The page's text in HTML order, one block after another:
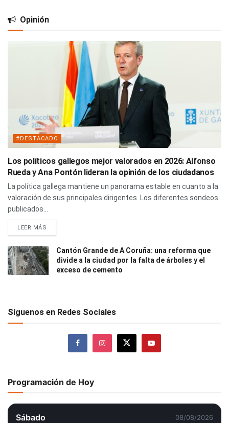
Opinión
#DESTACADO
Los políticos gallegos mejor valorados en 2026: Alfonso
Rueda y Ana Pontón lideran la opinión de los ciudadanos
La política gallega mantiene un panorama estable en cuanto a la
valoración de sus principales dirigentes. Los diferentes sondeos
publicados...
LEER MÁS
Cantón Grande de A Coruña: una reforma que
divide a la ciudad por la falta de árboles y el
exceso de cemento
Síguenos en Redes Sociales
Programación de Hoy
Sábado 08/08/2026